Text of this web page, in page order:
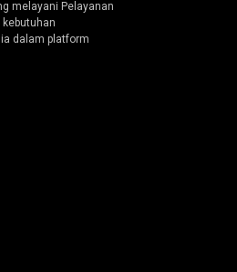
melayani Pelayanan
kebutuhan
dalam platform